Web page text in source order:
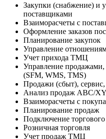
Закупки (снабжение) и
поставщиками
Взаиморасчеты с
Оформление заказов
Планирование закупок
Управление
Учет прихода ТМЦ
Управление продажами,
(SFM, WMS, TMS)
Продажи (сбыт),
Анализ продаж ABC/
Взаиморасчеты с
Планирование продаж
Подключение
Розничная торговля
Учет продаж ТМЦ